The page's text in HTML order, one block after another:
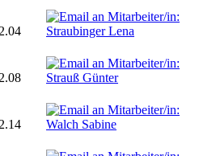
2.04
2.08
2.14